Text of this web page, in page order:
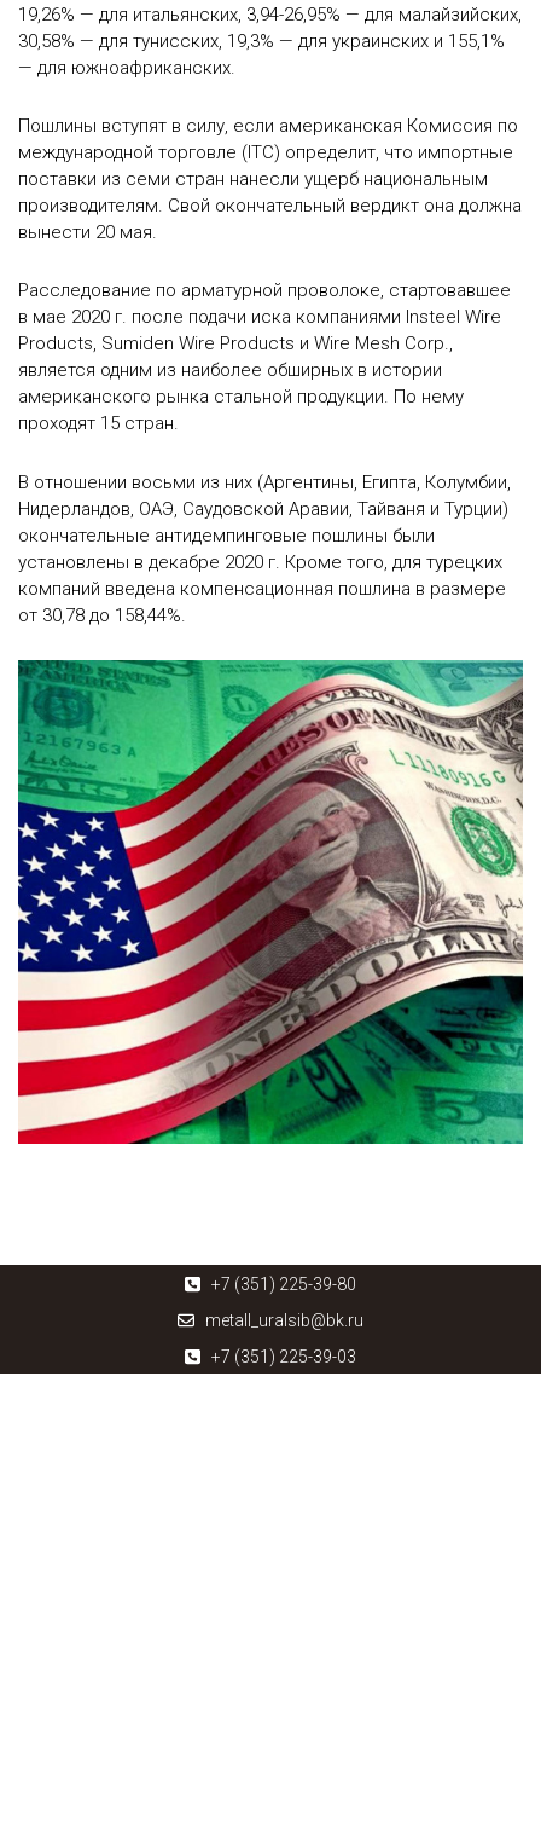
19,26% — для итальянских, 3,94-26,95% — для малайзийских,
30,58% — для тунисских, 19,3% — для украинских и 155,1%
— для южноафриканских.
Пошлины вступят в силу, если американская Комиссия по
международной торговле (ITC) определит, что импортные
поставки из семи стран нанесли ущерб национальным
производителям. Свой окончательный вердикт она должна
вынести 20 мая.
Расследование по арматурной проволоке, стартовавшее
в мае 2020 г. после подачи иска компаниями Insteel Wire
Products, Sumiden Wire Products и Wire Mesh Corp.,
является одним из наиболее обширных в истории
американского рынка стальной продукции. По нему
проходят 15 стран.
В отношении восьми из них (Аргентины, Египта, Колумбии,
Нидерландов, ОАЭ, Саудовской Аравии, Тайваня и Турции)
окончательные антидемпинговые пошлины были
установлены в декабре 2020 г. Кроме того, для турецких
компаний введена компенсационная пошлина в размере
от 30,78 до 158,44%.
+7 (351) 225-39-80
metall_uralsib@bk.ru
+7 (351) 225-39-03